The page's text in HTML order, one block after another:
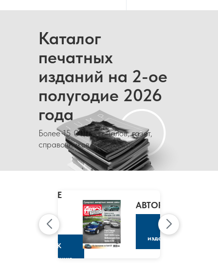
Каталог
печатных
изданий на 2-ое
полугодие 2026
года
Более 15 000 журналов, газет,
справочников и каталогов
CLAIRE
МАРИ
КЛЭР
К
изданию
АВТОРЕВЮ
К
изданию